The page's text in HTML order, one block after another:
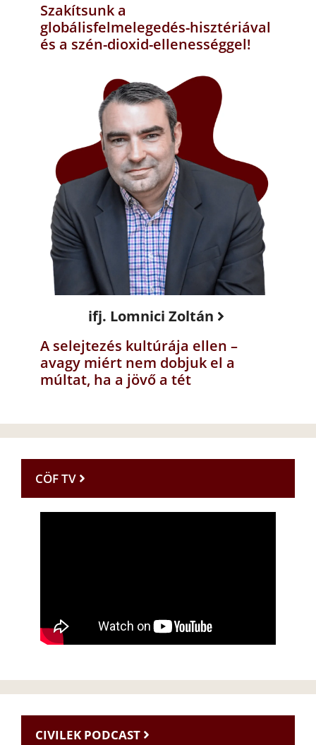
Szakítsunk a
globálisfelmelegedés-hisztériával
és a szén-dioxid-ellenességgel!
ifj. Lomnici Zoltán
A selejtezés kultúrája ellen –
avagy miért nem dobjuk el a
múltat, ha a jövő a tét
CÖF TV
CIVILEK PODCAST